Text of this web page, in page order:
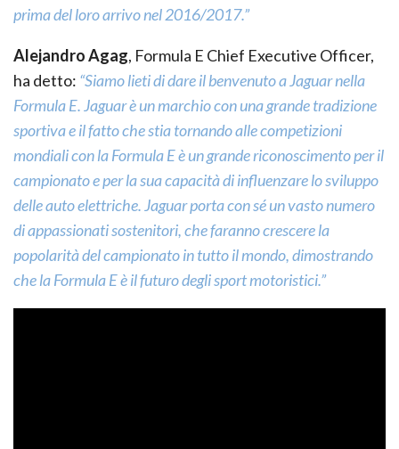
prima del loro arrivo nel 2016/2017.”
Alejandro Agag, Formula E Chief Executive Officer,
ha detto: “Siamo lieti di dare il benvenuto a Jaguar nella
Formula E. Jaguar è un marchio con una grande tradizione
sportiva e il fatto che stia tornando alle competizioni
mondiali con la Formula E è un grande riconoscimento per il
campionato e per la sua capacità di influenzare lo sviluppo
delle auto elettriche. Jaguar porta con sé un vasto numero
di appassionati sostenitori, che faranno crescere la
popolarità del campionato in tutto il mondo, dimostrando
che la Formula E è il futuro degli sport motoristici.”